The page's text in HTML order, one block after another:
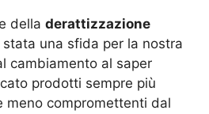
della derattizzazione
una sfida per la nostra
cambiamento al saper
prodotti sempre più
meno compromettenti dal